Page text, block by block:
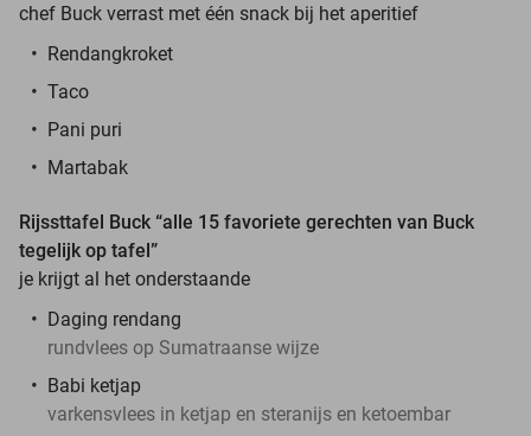
chef Buck verrast met één snack bij het aperitief
Rendangkroket
Taco
Pani puri
Martabak
Rijssttafel Buck “alle 15 favoriete gerechten van Buck
tegelijk op tafel”
je krijgt al het onderstaande
Daging rendang
rundvlees op Sumatraanse wijze
Babi ketjap
varkensvlees in ketjap en steranijs en ketoembar